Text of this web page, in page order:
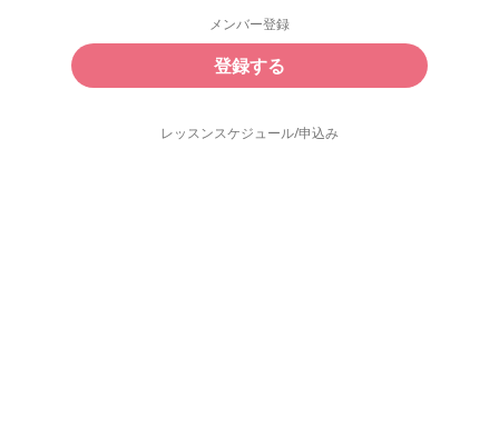
メンバー登録
登録する
レッスンスケジュール/申込み